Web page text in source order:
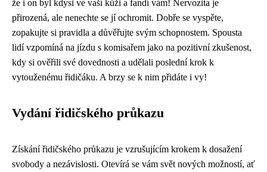
že i on byl kdysi ve vaší kůži a fandí vám! Nervozita je
přirozená, ale nenechte se jí ochromit. Dobře se vyspěte,
zopakujte si pravidla a důvěřujte svým schopnostem. Spousta
lidí vzpomíná na jízdu s komisařem jako na pozitivní zkušenost,
kdy si ověřili své dovednosti a udělali poslední krok k
vytouženému řidičáku. A brzy se k nim přidáte i vy!
Vydání řidičského průkazu
Získání řidičského průkazu je vzrušujícím krokem k dosažení
svobody a nezávislosti. Otevírá se vám svět nových možností, ať